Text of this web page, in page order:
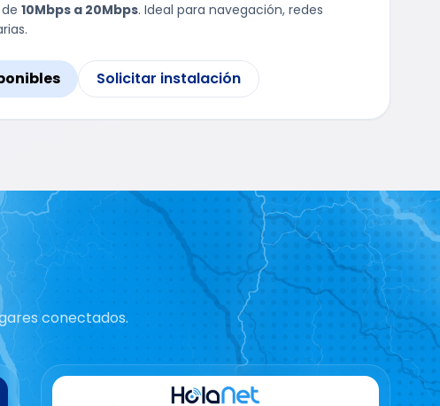
10Mbps a 20Mbps. Ideal para navegación, redes
Solicitar instalación
conectados.